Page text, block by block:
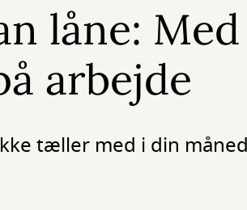
låne: Med
arbejde
tæller med i din